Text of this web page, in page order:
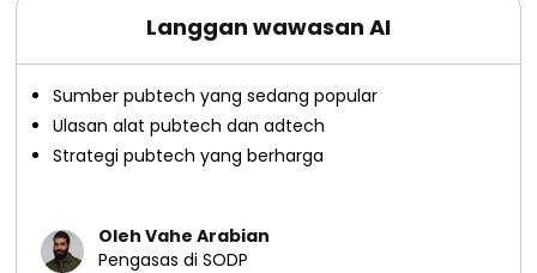
Langgan wawasan AI
Sumber pubtech yang sedang popular
Ulasan alat pubtech dan adtech
Strategi pubtech yang berharga
Oleh Vahe Arabian
Pengasas di SODP